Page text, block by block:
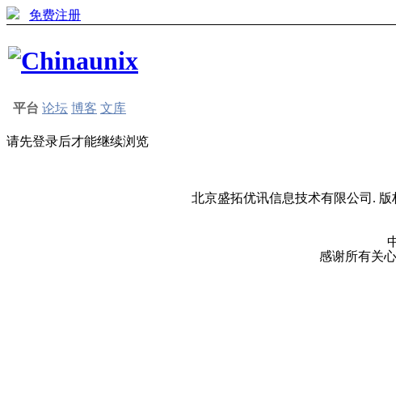
免费注册
平台 论坛 博客 文库
请先登录后才能继续浏览
北京盛拓优讯信息技术有限公司. 版
感谢所有关